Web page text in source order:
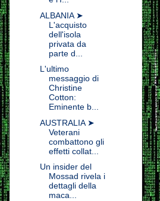
ALBANIA ➤
L'acquisto
dell'isola
privata da
parte d...
L'ultimo
messaggio di
Christine
Cotton:
Eminente b...
AUSTRALIA ➤
Veterani
combattono gli
effetti collat...
Un insider del
Mossad rivela i
dettagli della
maca...